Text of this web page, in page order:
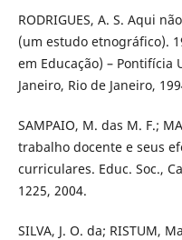
RODRIGUES, A. S. Aqui
(um estudo etnográfico).
em Educação) – Pontifícia
Janeiro, Rio de Janeiro,
SAMPAIO, M. das M. F.;
trabalho docente e seus
curriculares. Educ. Soc.,
1225, 2004.
SILVA, J. O. da; RISTUM,